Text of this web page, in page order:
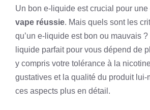
Un bon e-liquide est crucial pour
vape réussie. Mais quels sont les
qu’un e-liquide est bon ou mauvais ?
liquide parfait pour vous dépend de
y compris votre tolérance à la
gustatives et la qualité du produit lui-
ces aspects plus en détail.